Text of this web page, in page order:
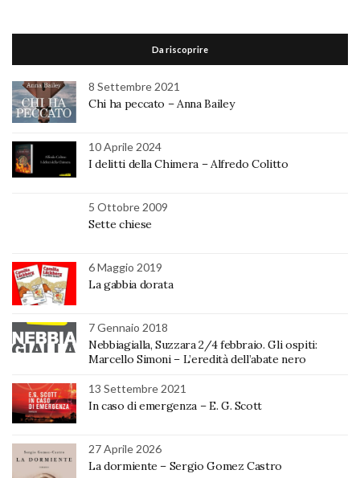
Da riscoprire
8 Settembre 2021
Chi ha peccato – Anna Bailey
10 Aprile 2024
I delitti della Chimera – Alfredo Colitto
5 Ottobre 2009
Sette chiese
6 Maggio 2019
La gabbia dorata
7 Gennaio 2018
Nebbiagialla, Suzzara 2/4 febbraio. Gli ospiti:
Marcello Simoni – L’eredità dell’abate nero
13 Settembre 2021
In caso di emergenza – E. G. Scott
27 Aprile 2026
La dormiente – Sergio Gomez Castro